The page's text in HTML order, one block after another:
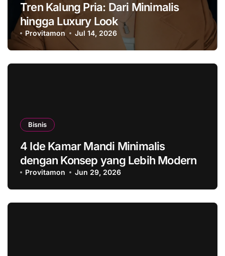
Tren Kalung Pria: Dari Minimalis
hingga Luxury Look
Provitamon Jul 14, 2026
Bisnis
4 Ide Kamar Mandi Minimalis
dengan Konsep yang Lebih Modern
Provitamon Jun 29, 2026